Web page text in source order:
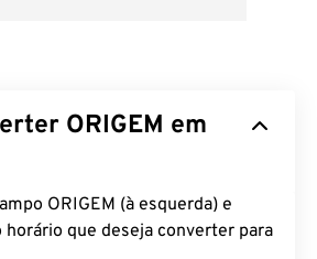
ORIGEM em
ORIGEM (à esquerda) e
horário que deseja converter para